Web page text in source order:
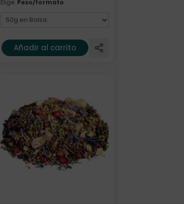
Elige: Peso/formato
Añadir al carrito